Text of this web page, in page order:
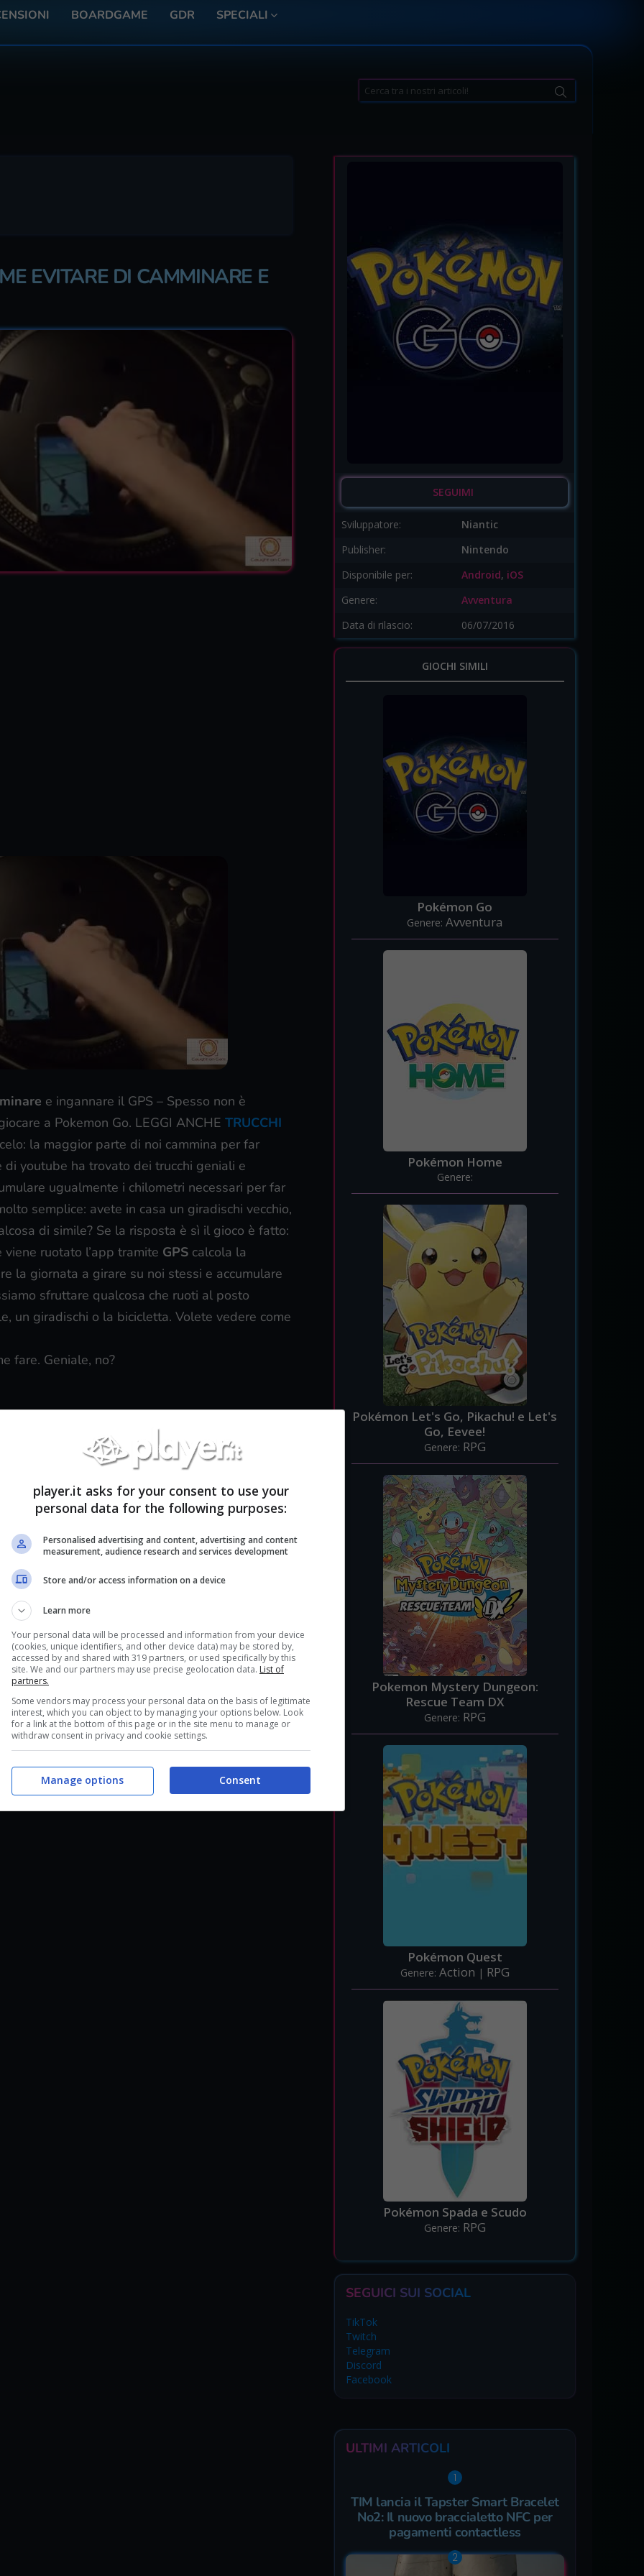
BOARDGAME GDR SPECIALI
Search
for:
EVITARE DI CAMMINARE E
e ingannare il GPS – Spesso non è
a Pokemon Go. LEGGI ANCHE TRUCCHI
la maggior parte di noi cammina per far
youtube ha trovato dei trucchi geniali e
ugualmente i chilometri necessari per far
semplice: avete in casa un giradischi vecchio,
di simile? Se la risposta è sì il gioco è fatto:
ruotato l’app tramite GPS calcola la
la giornata a girare su noi stessi e accumulare
sfruttare qualcosa che ruoti al posto
un giradischi o la bicicletta. Volete vedere come
fare. Geniale, no?
del gioco Guida alle Uova Pokemon
Pokemon–Come ottenere PokeBall gratis
Trucchi per risparmiare
Guida: i PL massimi di ogni Pokemon –Guida ai
camminare per finta – Guida statistiche
Come capire quale Pokemon far Evolvere–
SEGUIMI
Sviluppatore:
Niantic
Publisher:
Nintendo
Disponibile per:
Android, iOS
Genere:
Avventura
Data di rilascio:
06/07/2016
GIOCHI SIMILI
Pokémon Go
Genere:Avventura
Pokémon Home
Genere:
Pokémon Let's Go, Pikachu! e Let's
Go, Eevee!
Genere: RPG
Pokemon Mystery Dungeon:
Rescue Team DX
Genere: RPG
Pokémon Quest
Genere: Action | RPG
Pokémon Spada e Scudo
Genere: RPG
SEGUICI SUI SOCIAL
TikTok
Twitch
Telegram
Discord
Facebook
ULTIMI ARTICOLI
TIM lancia il Tapster Smart Bracelet
No2: Il nuovo braccialetto NFC per
pagamenti contactless
player.it asks for your consent to use your
personal data for the following purposes:
Personalised advertising and content, advertising and content
measurement, audience research and services development
Store and/or access information on a device
Learn more
Your personal data will be processed and information from your device
(cookies, unique identifiers, and other device data) may be stored by,
accessed by and shared with 319 partners, or used specifically by this
site. We and our partners may use precise geolocation data. List of
partners.
Some vendors may process your personal data on the basis of legitimate
interest, which you can object to by managing your options below. Look
for a link at the bottom of this page or in the site menu to manage or
withdraw consent in privacy and cookie settings.
Consent
Manage options